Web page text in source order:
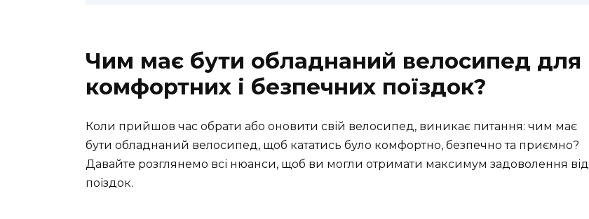
Чим має бути обладнаний велосипед для
комфортних і безпечних поїздок?
Коли прийшов час обрати або оновити свій велосипед, виникає питання: чим має
бути обладнаний велосипед, щоб кататись було комфортно, безпечно та приємно?
Давайте розглянемо всі нюанси, щоб ви могли отримати максимум задоволення від
поїздок.